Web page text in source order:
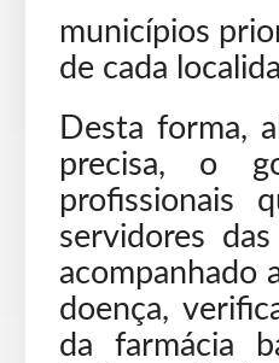
municípios
de cada
Desta forma,
precisa, o
profissionais
servidores
acompanhado
doença,
da farmácia